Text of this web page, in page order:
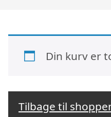
Din kurv er
Tilbage til